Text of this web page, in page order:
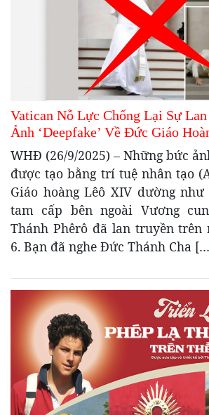
Vatican Nỗ Lực Chống Lại Sự
Ảnh ‘Deepfake’ Về Đức Giáo
WHĐ (26/9/2025) – Những bức
được tạo bằng trí tuệ nhân tạo
Giáo hoàng Lêô XIV dường
tam cấp bên ngoài Vương
Thánh Phêrô đã lan truyền trên
6. Bạn đã nghe Đức Thánh Cha